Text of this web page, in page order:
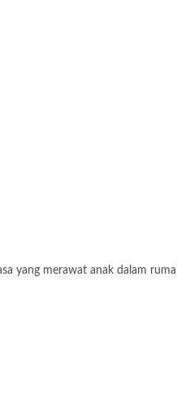
yang merawat anak dalam